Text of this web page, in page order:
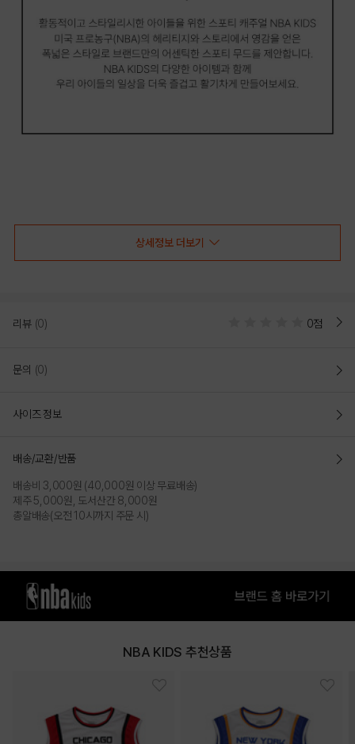
NBA키즈 그라데이션 로고 링거 반팔티
PRODUCT VIEW
상세정보 더보기
리뷰 (0) 0점
문의 (0)
사이즈 정보
배송/교환/반품
배송비 3,000원 (40,000원 이상 무료배송)
제주 5,000원, 도서산간 8,000원
총알배송(오전 10시까지 주문 시)
NBA KIDS 추천상품